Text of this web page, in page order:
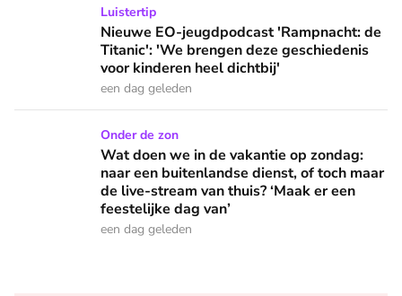
Nieuwe EO-jeugdpodcast 'Rampnacht: de Titanic': 'We
Luistertip
Nieuwe EO-jeugdpodcast 'Rampnacht: de
Titanic': 'We brengen deze geschiedenis
voor kinderen heel dichtbij'
een dag geleden
Wat doen we in de vakantie op zondag: naar een
Onder de zon
Wat doen we in de vakantie op zondag:
naar een buitenlandse dienst, of toch maar
de live-stream van thuis? ‘Maak er een
feestelijke dag van’
een dag geleden